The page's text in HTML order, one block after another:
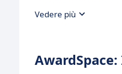
Vedere più